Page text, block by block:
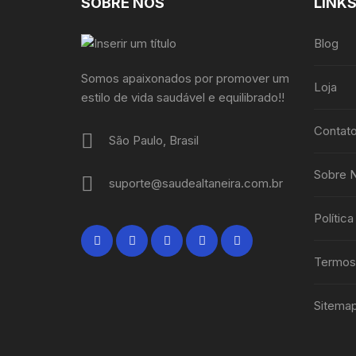
Somos apaixonados por promover um
estilo de vida saudável e equilibrado!!
São Paulo, Brasil
suporte@saudealtaneira.com.br
Blog
Loja
Contato
Sobre